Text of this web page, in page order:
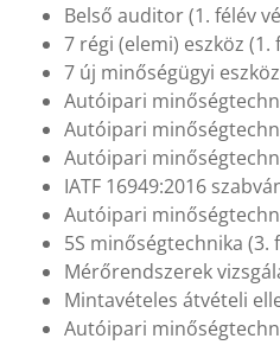
Belső auditor (1. félév
7 régi (elemi) eszköz (1.
7 új minőségügyi
Autóipari
Autóipari
Autóipari
IATF 16949:2016
Autóipari
5S minőségtechnika (3.
Mérőrendszerek
Mintavételes átvételi
Autóipari